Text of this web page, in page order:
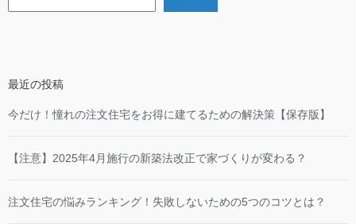
最近の投稿
今だけ！憧れの注文住宅をお得に建てるための解決策【保存版】
【注意】2025年4月施行の新築法改正で家づくりが変わる？
注文住宅の悩みランキング！失敗しないための5つのコツとは？